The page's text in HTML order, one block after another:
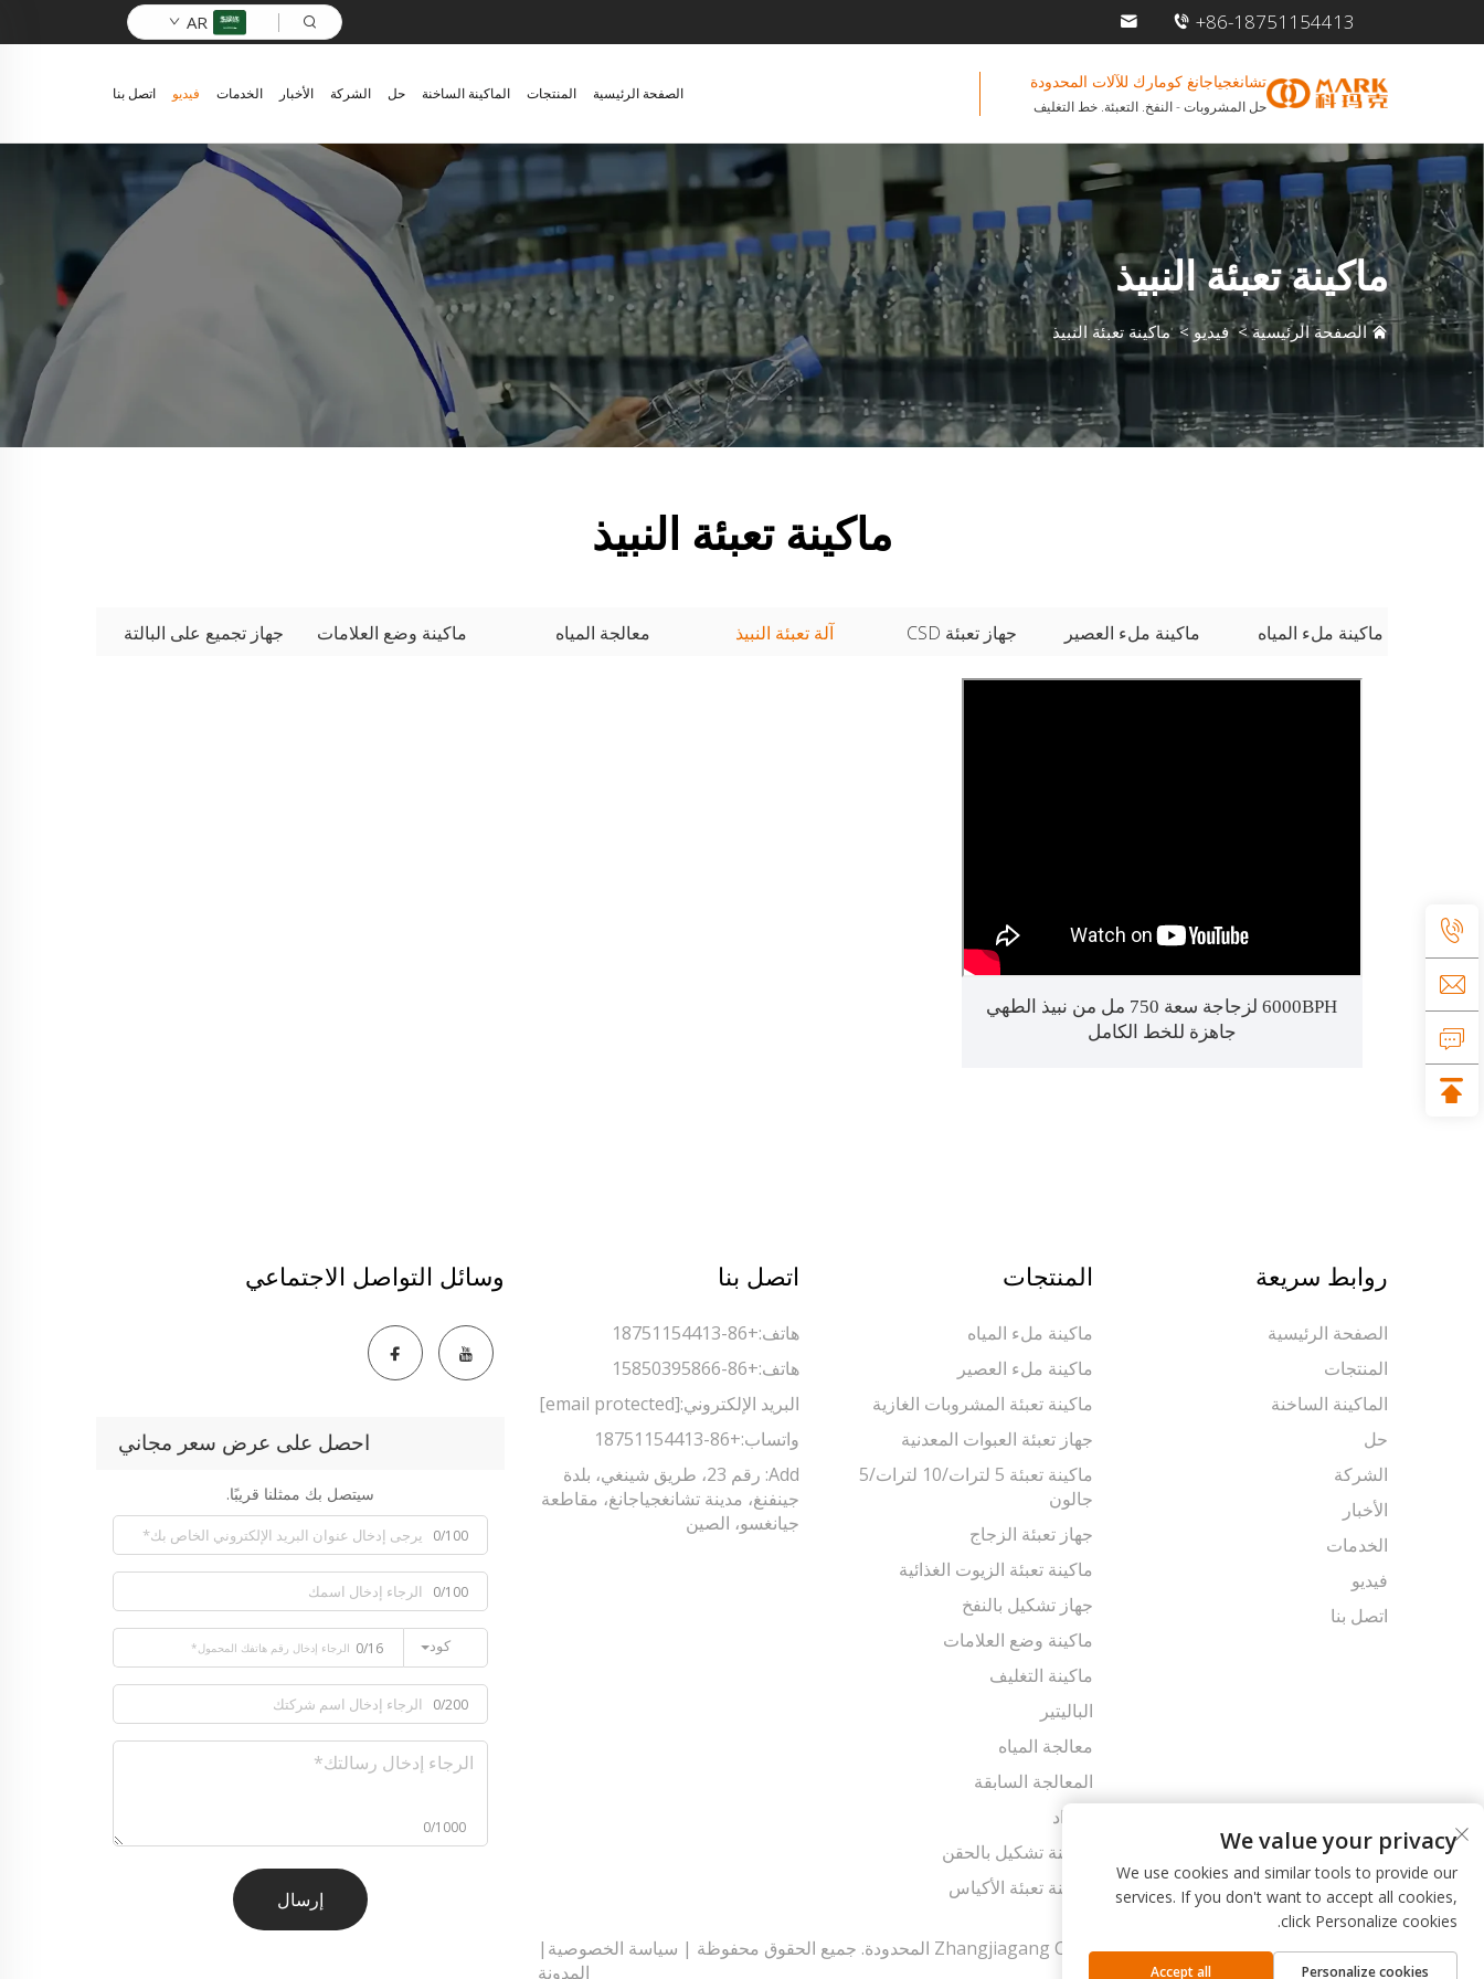
+86-18751154413
AR
تشانغجياجانغ كومارك للآلات المحدودة
حل المشروبات - النفخ. التعبئة. خط التغليف
الصفحة الرئيسية المنتجات الماكينة الساخنة حل الشركة الأخبار الخدمات فيديو اتصل بنا
ماكينة تعبئة النبيذ
الصفحة الرئيسية>فيديو >ماكينة تعبئة النبيذ
ماكينة تعبئة النبيذ
ماكينة ملء المياه ماكينة ملء العصير جهاز تعبئة CSD آلة تعبئة النبيذ معالجة المياه ماكينة وضع العلامات جهاز تجميع على البالتة
6000BPH لزجاجة سعة 750 مل من نبيذ الطهي
جاهزة للخط الكامل
روابط سريعة
الصفحة الرئيسية
المنتجات
الماكينة الساخنة
حل
الشركة
الأخبار
الخدمات
فيديو
اتصل بنا
المنتجات
ماكينة ملء المياه
ماكينة ملء العصير
ماكينة تعبئة المشروبات الغازية
جهاز تعبئة العبوات المعدنية
ماكينة تعبئة 5 لترات/10 لترات/5
جالون
جهاز تعبئة الزجاج
ماكينة تعبئة الزيوت الغذائية
جهاز تشكيل بالنفخ
ماكينة وضع العلامات
ماكينة التغليف
الباليتير
معالجة المياه
المعالجة السابقة
المواد
ماكينة تشكيل بالحقن
ماكينة تعبئة الأكياس
اتصل بنا
هاتف:+86-18751154413
هاتف:+86-15850395866
البريد الإلكتروني:[email protected]
واتساب:+86-18751154413
Add: رقم 23، طريق شينغي، بلدة
جينفنغ، مدينة تشانغجياجانغ، مقاطعة
جيانغسو، الصين
حقوق النشر © شركة Zhangjiagang Comark Machinery المحدودة. جميع الحقوق محفوظة | سياسة الخصوصية |
المدونة
وسائل التواصل الاجتماعي
احصل على عرض سعر مجاني
سيتصل بك ممثلنا قريبًا.
0/100
0/100
كود 0/16
0/200
0/1000
إرسال
We value your privacy
We use cookies and similar tools to provide our
services. If you don't want to accept all cookies,
click Personalize cookies.
Personalize cookies
Accept all